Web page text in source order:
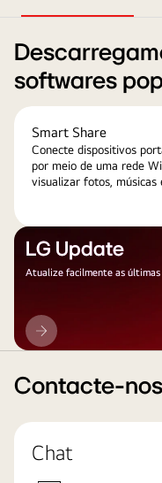
softwares
Smart Share
Conecte dispositivos
por meio de uma rede
visualizar fotos, músicas
LG Update
Atualize facilmente as últimas
LG
Update
Contacte-nos
Chat